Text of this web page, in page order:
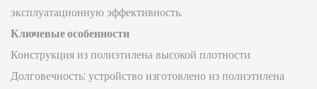
эксплуатационную эффективность.
Ключевые особенности
Конструкция из полиэтилена высокой плотности
Долговечность: устройство изготовлено из полиэтилена